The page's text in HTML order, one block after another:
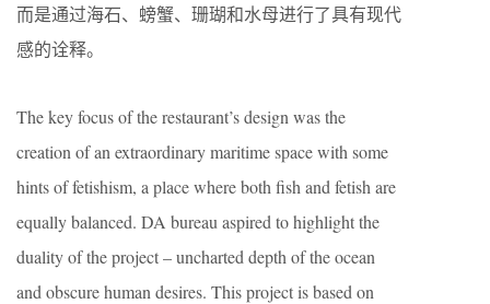
而是通过海石、螃蟹、珊瑚和水母进行了具有现代
感的诠释。
The key focus of the restaurant’s design was the
creation of an extraordinary maritime space with some
hints of fetishism, a place where both fish and fetish are
equally balanced. DA bureau aspired to highlight the
duality of the project – uncharted depth of the ocean
and obscure human desires. This project is based on